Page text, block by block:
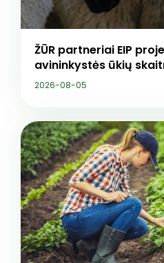
ŽŪR partneriai EIP
avininkystės ūkių
2026-08-05